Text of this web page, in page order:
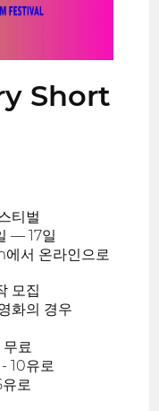
Short
티벌
— 17일
서 온라인으로
모집
화의 경우
무료
10유로
로